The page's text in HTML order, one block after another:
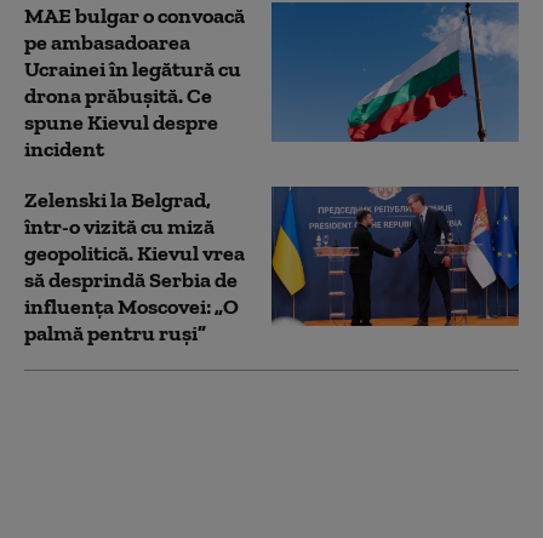
MAE bulgar o convoacă
pe ambasadoarea
Ucrainei în legătură cu
drona prăbuşită. Ce
spune Kievul despre
incident
Zelenski la Belgrad,
într-o vizită cu miză
geopolitică. Kievul vrea
să desprindă Serbia de
influența Moscovei: „O
palmă pentru ruși”